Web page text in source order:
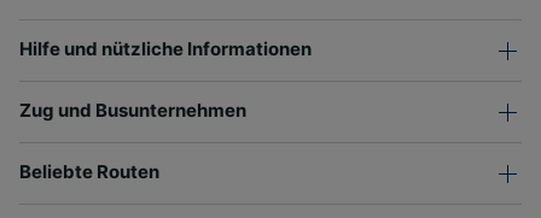
Hilfe und nützliche Informationen
Zug und Busunternehmen
Beliebte Routen